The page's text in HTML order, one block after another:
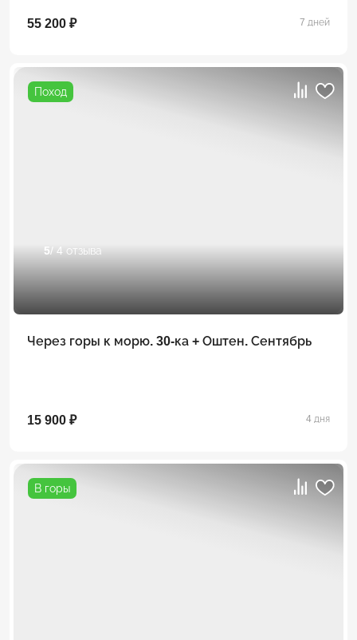
55 200 ₽ 7 дней
Поход
5/ 4 отзыва
Через горы к морю. 30-ка + Оштен. Сентябрь
15 900 ₽ 4 дня
В горы